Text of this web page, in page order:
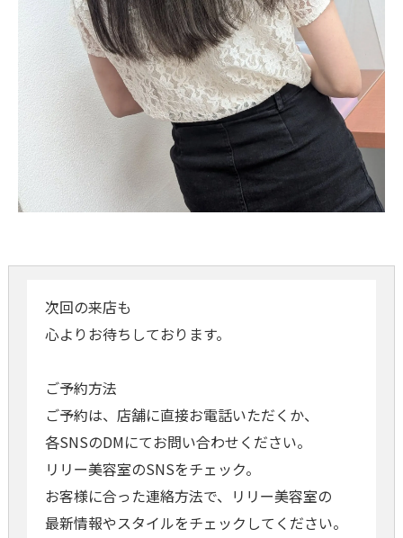
次回の来店も
心よりお待ちしております。
ご予約方法
ご予約は、店舗に直接お電話いただくか、
各SNSのDMにてお問い合わせください。
リリー美容室のSNSをチェック。
お客様に合った連絡方法で、リリー美容室の
最新情報やスタイルをチェックしてください。